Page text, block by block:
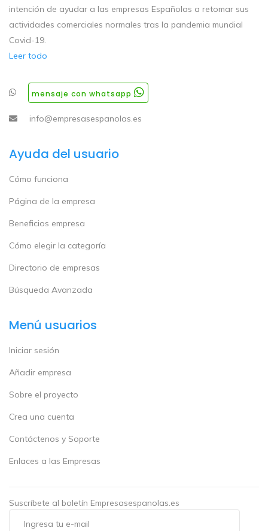
intención de ayudar a las empresas Españolas a retomar sus
actividades comerciales normales tras la pandemia mundial
Covid-19.
Leer todo
mensaje con whatsapp
info@empresasespanolas.es
Ayuda del usuario
Cómo funciona
Página de la empresa
Beneficios empresa
Cómo elegir la categoría
Directorio de empresas
Búsqueda Avanzada
Menú usuarios
Iniciar sesión
Añadir empresa
Sobre el proyecto
Crea una cuenta
Contáctenos y Soporte
Enlaces a las Empresas
Suscríbete al boletín Empresasespanolas.es